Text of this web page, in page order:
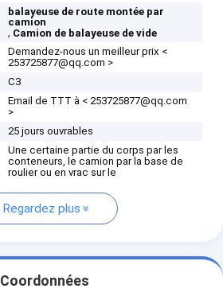
balayeuse de route montée par
camion
, Camion de balayeuse de vide
Demandez-nous un meilleur prix <
253725877@qq.com >
C3
Email de TTT à < 253725877@qq.com
>
25 jours ouvrables
Une certaine partie du corps par les
conteneurs, le camion par la base de
roulier ou en vrac sur le
Regardez plus
Coordonnées